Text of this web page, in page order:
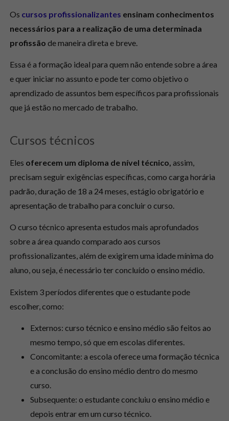
Os cursos profissionalizantes ensinam conhecimentos
necessários para a realização de uma determinada
profissão de maneira direta e breve.
Essa é a formação ideal para quem não entende sobre a área
e quer iniciar no assunto e pode ter como objetivo o
aprendizado de assuntos bem específicos para profissionais
que já estão no mercado de trabalho.
Cursos técnicos
Eles oferecem um diploma de nível técnico, assim,
precisam seguir exigências específicas, como carga horária
padrão, duração de 18 a 24 meses, estágio obrigatório e
apresentação de trabalho para concluir o curso.
O curso técnico apresenta estudos mais aprofundados
sobre a área quando comparado aos cursos
profissionalizantes, além de exigirem uma idade mínima do
aluno, ou seja, é necessário ter concluído o ensino médio.
Existem 3 períodos diferentes que o estudante pode
escolher, como:
Externos: curso técnico e ensino médio são feitos ao
mesmo tempo, só que em escolas diferentes.
Concomitante: a escola oferece uma formação técnica
e a conclusão do ensino médio dentro do mesmo
curso.
Subsequente: o estudante concluiu o ensino médio e
depois entrar em um curso técnico.